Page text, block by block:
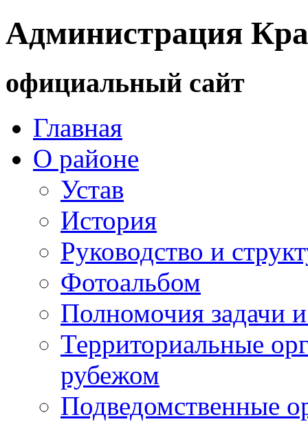
Администрация
официальный сайт
Главная
О районе
Устав
История
Руководство и
Фотоальбом
Полномочия задачи
Территориальные
рубежом
Подведомственные